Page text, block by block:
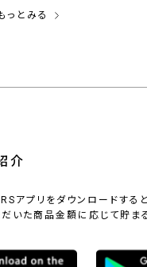
っとみる
介
アプリをダウンロードすると
いた商品金額に応じて貯ま